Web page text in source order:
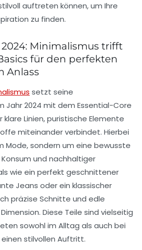
auftreten können, um Ihre
zu finden.
2024: Minimalismus trifft
für den perfekten
Anlass
setzt seine
Jahr 2024 mit dem Essential-Core
Linien, puristische Elemente
miteinander verbindet. Hierbei
Mode, sondern um eine bewusste
und nachhaltiger
wie ein perfekt geschnittener
Jeans oder ein klassischer
präzise Schnitte und edle
Diese Teile sind vielseitig
sowohl im Alltag als auch bei
stilvollen Auftritt.